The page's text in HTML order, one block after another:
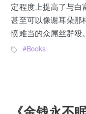
定程度上提高了与白
甚至可以像谢耳朵那
愤难当的众屌丝群殴
Books